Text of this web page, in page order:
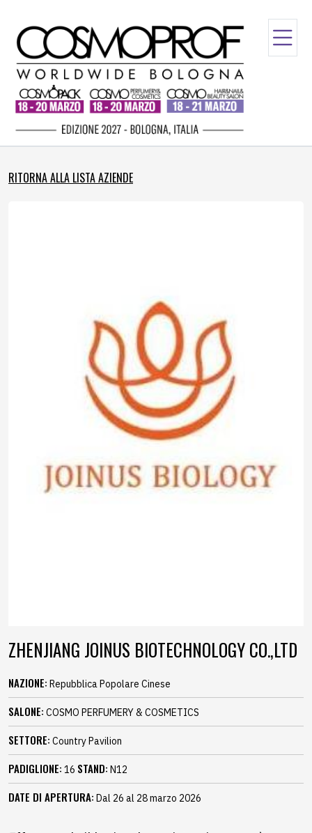
RITORNA ALLA LISTA AZIENDE
ZHENJIANG JOINUS BIOTECHNOLOGY CO.,LTD
NAZIONE: Repubblica Popolare Cinese
SALONE: COSMO PERFUMERY & COSMETICS
SETTORE: Country Pavilion
PADIGLIONE: 16 STAND: N12
DATE DI APERTURA: Dal 26 al 28 marzo 2026